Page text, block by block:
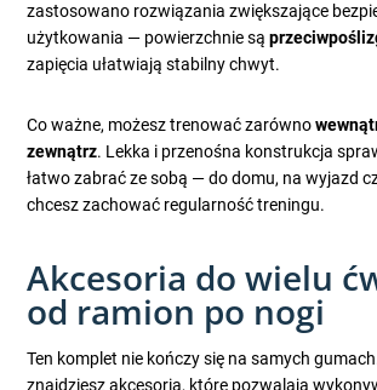
zastosowano rozwiązania zwiększające
użytkowania — powierzchnie są
zapięcia ułatwiają stabilny chwyt.
Co ważne, możesz trenować zarówno
zewnątrz. Lekka i przenośna konstrukcja
łatwo zabrać ze sobą — do domu, na wyjazd
chcesz zachować regularność treningu.
Akcesoria do wielu
od ramion po nogi
Ten komplet nie kończy się na samych
znajdziesz akcesoria, które pozwalają